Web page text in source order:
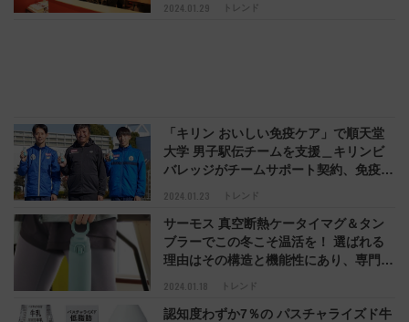
2024.01.29 トレンド
2024.01.23 トレンド
「キリン おいしい免疫ケア」で順天堂
大学 男子駅伝チームを支援＿キリンビ
バレッジがチームサポート契約、免疫ケ
2024.01.18 トレンド
サーモス 真空断熱ケータイマグ＆タン
ブラーでこの冬こそ温活を！ 選ばれる
理由はその構造と機能性にあり、専門医
認知度わずか7％の パスチャライズド牛